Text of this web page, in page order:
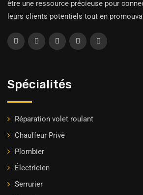
être une ressource précieuse pour
leurs clients potentiels tout en
Spécialités
Réparation volet roulant
Chauffeur Privė
Plombier
Électricien
Serrurier